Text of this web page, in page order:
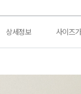
상세정보 사이즈